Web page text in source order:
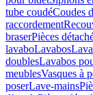
tube coudéCoudes
raccordement
braserPièces
lavaboLavabos
doublesLavabos
meublesVasques à
poserLave-mains